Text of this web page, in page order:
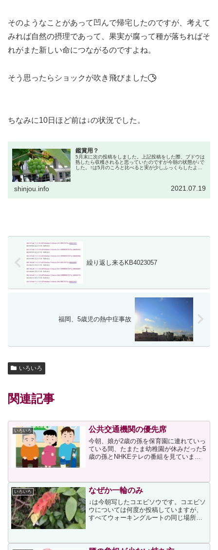
そのようなことがあって凹んで帰宅したのですが、考えて
みれば自然の摂理であって、果実が腐って種が落ちればそ
れがまた新しい命につながるのですよね。
そう思ったらショックが吹き飛びました
ちなみに10日ほど前は↓の状況でした。
鑑賞用？
5月末に次の投稿をしました。上記投稿をした際、ブドウは
熟したら収穫されると思っていたのですが今朝の状態が↓で
した。↑は5月のころと比べると実が少しふっくらしたよう
shinjou.info 2021.07.19
繰り返し来るKB4023057
福岡、5歳児の熱中症事故
いろいろ
関連記事
いろいろ 公共交通機関の優先席
今朝、娘が2歳の孫を保育園に連れていっ
ている間、たまたま幼稚園が休みだった5
歳の孫とNHKEテレの番組を見ていまし
番組を放送して...
いろいろ なぜか一輪のみ
↓は今朝写したコエビソウです。コエビソ
ウについては何度か投稿していますが、
すべてウォーキングルートの同じ場所で
が起こったのか」と思えるほど花が咲か